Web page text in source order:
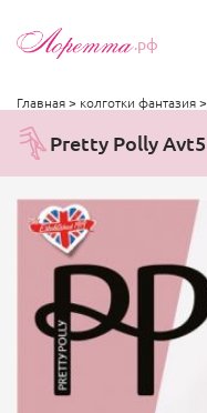
.рф
Главная> колготки фантазия>
Pretty Polly Avt5